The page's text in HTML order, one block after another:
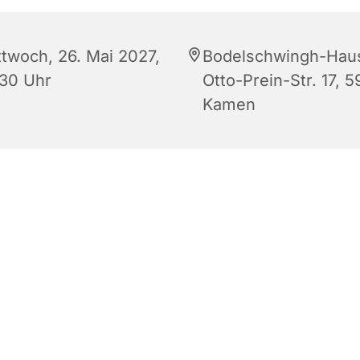
26. Mai 2027,
Uhr
Bodelschwingh-
Otto-Prein-Str. 17,
Kamen